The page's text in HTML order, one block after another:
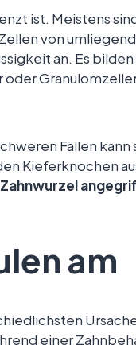
ist. Meistens
von
an. Es bilden
oder
Fällen kann
Kieferknochen
Zahnwurzel
am
einer